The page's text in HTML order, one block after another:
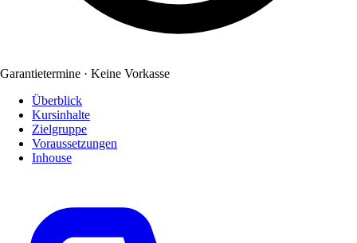
Garantietermine · Keine Vorkasse
Überblick
Kursinhalte
Zielgruppe
Voraussetzungen
Inhouse